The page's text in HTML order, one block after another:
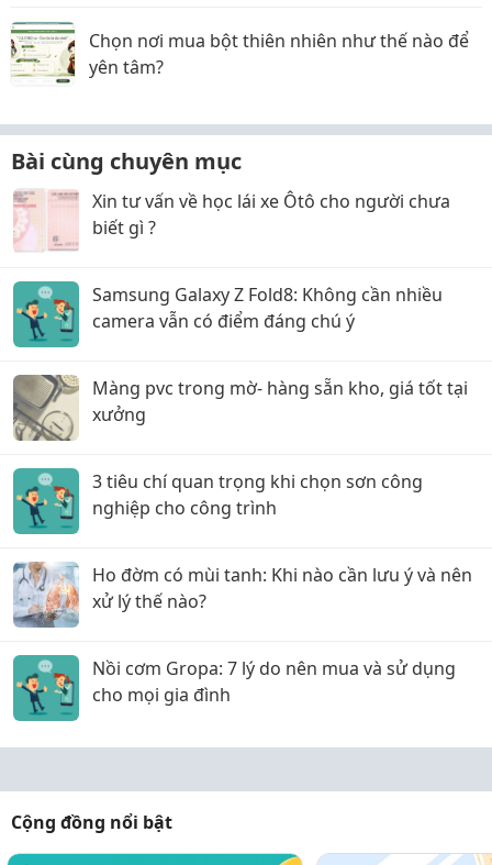
Chọn nơi mua bột thiên nhiên như thế nào để
yên tâm?
Bài cùng chuyên mục
Xin tư vấn về học lái xe Ôtô cho người chưa
biết gì ?
Samsung Galaxy Z Fold8: Không cần nhiều
camera vẫn có điểm đáng chú ý
Màng pvc trong mờ- hàng sẵn kho, giá tốt tại
xưởng
3 tiêu chí quan trọng khi chọn sơn công
nghiệp cho công trình
Ho đờm có mùi tanh: Khi nào cần lưu ý và nên
xử lý thế nào?
Nồi cơm Gropa: 7 lý do nên mua và sử dụng
cho mọi gia đình
Cộng đồng nổi bật